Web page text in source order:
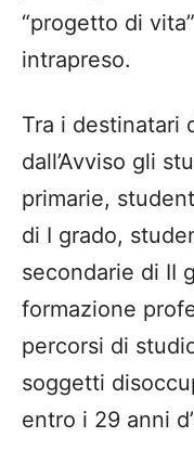
“progetto di
intrapreso.
Tra i destinatari
dall’Avviso gli
primarie,
di I grado,
secondarie di II
formazione
percorsi di
soggetti
entro i 29 anni